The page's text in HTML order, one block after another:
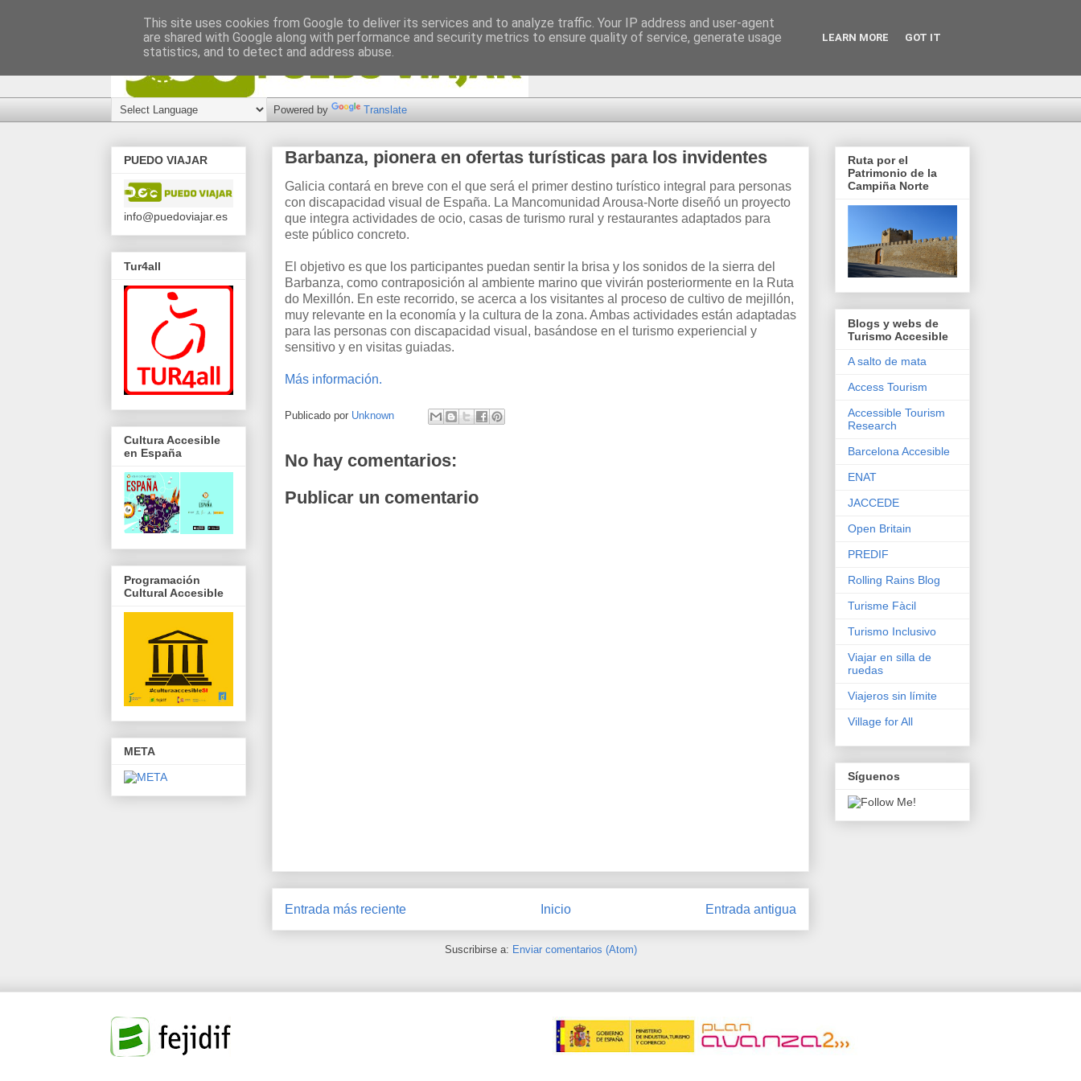
Powered by Translate
Barbanza, pionera en ofertas turísticas para los invidentes
Galicia contará en breve con el que será el primer destino turístico integral para personas
con discapacidad visual de España. La Mancomunidad Arousa-Norte diseñó un proyecto
que integra actividades de ocio, casas de turismo rural y restaurantes adaptados para
este público concreto.
El objetivo es que los participantes puedan sentir la brisa y los sonidos de la sierra del
Barbanza, como contraposición al ambiente marino que vivirán posteriormente en la Ruta
do Mexillón. En este recorrido, se acerca a los visitantes al proceso de cultivo de mejillón,
muy relevante en la economía y la cultura de la zona. Ambas actividades están adaptadas
para las personas con discapacidad visual, basándose en el turismo experiencial y
sensitivo y en visitas guiadas.
Más información.
Publicado por Unknown
No hay comentarios:
Publicar un comentario
Entrada más reciente Entrada antigua
Inicio
Suscribirse a: Enviar comentarios (Atom)
PUEDO VIAJAR
info@puedoviajar.es
Tur4all
Cultura Accesible
en España
Programación
Cultural Accesible
META
Ruta por el
Patrimonio de la
Campiña Norte
Blogs y webs de
Turismo Accesible
A salto de mata
Access Tourism
Accessible Tourism
Research
Barcelona Accesible
ENAT
JACCEDE
Open Britain
PREDIF
Rolling Rains Blog
Turisme Fàcil
Turismo Inclusivo
Viajar en silla de
ruedas
Viajeros sin límite
Village for All
Síguenos
This site uses cookies from Google to deliver its services and to analyze traffic. Your IP address and user-agent
are shared with Google along with performance and security metrics to ensure quality of service, generate usage
statistics, and to detect and address abuse.
LEARN MORE GOT IT